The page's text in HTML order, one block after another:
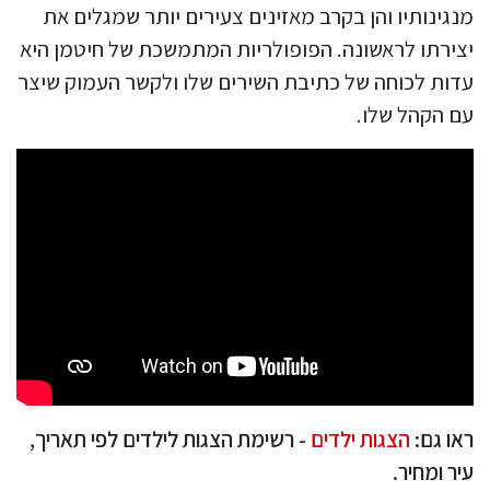
מנגינותיו והן בקרב מאזינים צעירים יותר שמגלים את
יצירתו לראשונה. הפופולריות המתמשכת של חיטמן היא
עדות לכוחה של כתיבת השירים שלו ולקשר העמוק שיצר
עם הקהל שלו.
ראו גם: הצגות ילדים - רשימת הצגות לילדים לפי תאריך,
עיר ומחיר.